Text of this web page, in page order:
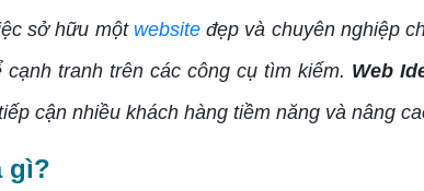
sở hữu một websiteđẹp và chuyên nghiệp
tranh trên các công cụ tìm kiếm. Web
cận nhiều khách hàng tiềm năng và nâng
gì?